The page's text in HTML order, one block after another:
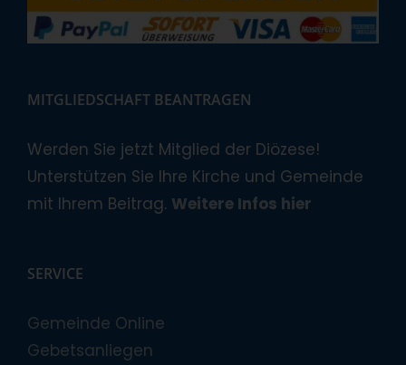
MITGLIEDSCHAFT BEANTRAGEN
Werden Sie jetzt Mitglied der Diözese!
Unterstützen Sie Ihre Kirche und Gemeinde
mit Ihrem Beitrag. Weitere Infos hier
SERVICE
Gemeinde Online
Gebetsanliegen